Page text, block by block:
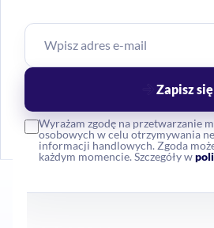
Wyrażam zgodę na przetwarzanie
osobowych w celu otrzymywania
informacji handlowych. Zgoda
każdym momencie. Szczegóły w
Zapisz się